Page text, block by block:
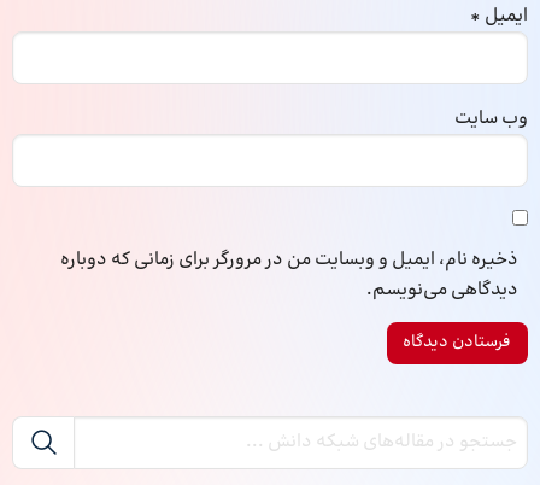
ایمیل *
وب‌ سایت
ذخیره نام، ایمیل و وبسایت من در مرورگر برای زمانی که دوباره
دیدگاهی می‌نویسم.